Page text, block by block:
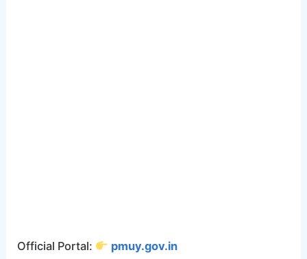
Official Portal: pmuy.gov.in